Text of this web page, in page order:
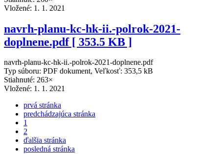
Vložené: 1. 1. 2021
navrh-planu-kc-hk-ii.-polrok-2021-
doplnene.pdf [ 353.5 KB ]
navrh-planu-kc-hk-ii.-polrok-2021-doplnene.pdf
Typ súboru: PDF dokument, Veľkosť: 353,5 kB
Stiahnuté: 263×
Vložené: 1. 1. 2021
prvá stránka
predchádzajúca stránka
1
2
ďalšia stránka
posledná stránka